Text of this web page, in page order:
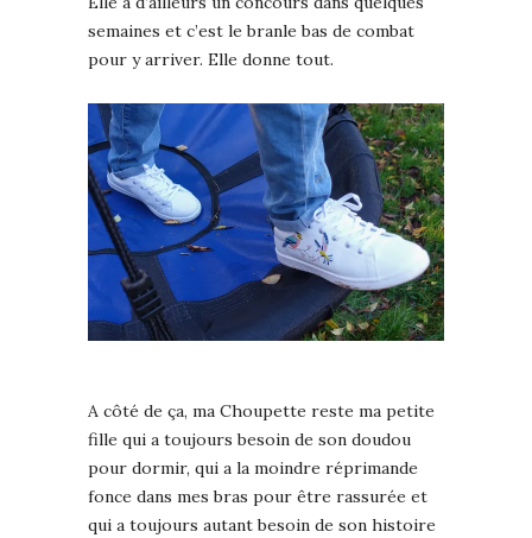
semaines et c’est le branle bas de combat
pour y arriver. Elle donne tout.
A côté de ça, ma Choupette reste ma petite
fille qui a toujours besoin de son doudou
pour dormir, qui a la moindre réprimande
fonce dans mes bras pour être rassurée et
qui a toujours autant besoin de son histoire